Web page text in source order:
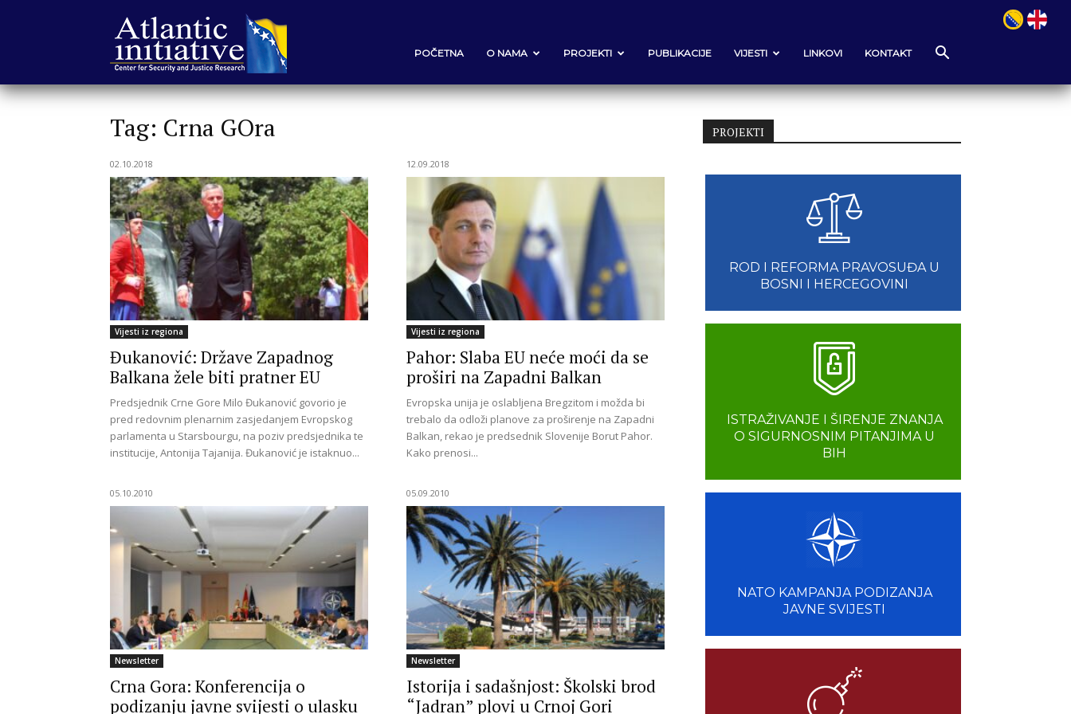
|
Center
for
Security
and
Justice
POČETNA O NAMA PROJEKTI PUBLIKACIJE VIJESTI LINKOVI KONTAKT
Tag: Crna GOra
02.10.2018
Vijesti iz regiona
Đukanović: Države Zapadnog
Balkana žele biti pratner EU
Predsjednik Crne Gore Milo Đukanović govorio je
pred redovnim plenarnim zasjedanjem Evropskog
parlamenta u Starsbourgu, na poziv predsjednika te
institucije, Antonija Tajanija. Đukanović je istaknuo...
12.09.2018
Vijesti iz regiona
Pahor: Slaba EU neće moći da se
proširi na Zapadni Balkan
Evropska unija je oslabljena Bregzitom i možda bi
trebalo da odloži planove za proširenje na Zapadni
Balkan, rekao je predsednik Slovenije Borut Pahor.
Kako prenosi...
05.10.2010
Newsletter
Crna Gora: Konferencija o
podizanju javne svijesti o ulasku
05.09.2010
Newsletter
Istorija i sadašnjost: Školski brod
“Jadran” plovi u Crnoj Gori
PROJEKTI
ROD I REFORMA PRAVOSUĐA U
BOSNI I HERCEGOVINI
ISTRAŽIVANJE I ŠIRENJE ZNANJA
O SIGURNOSNIM PITANJIMA U
BIH
NATO KAMPANJA PODIZANJA
JAVNE SVIJESTI